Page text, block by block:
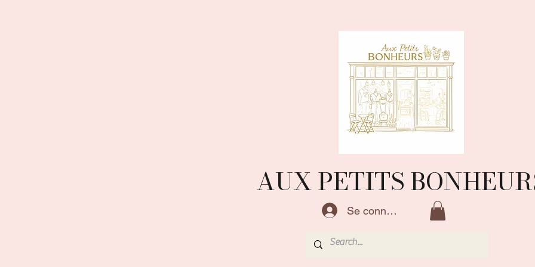
AUX PETITS
Se connecter